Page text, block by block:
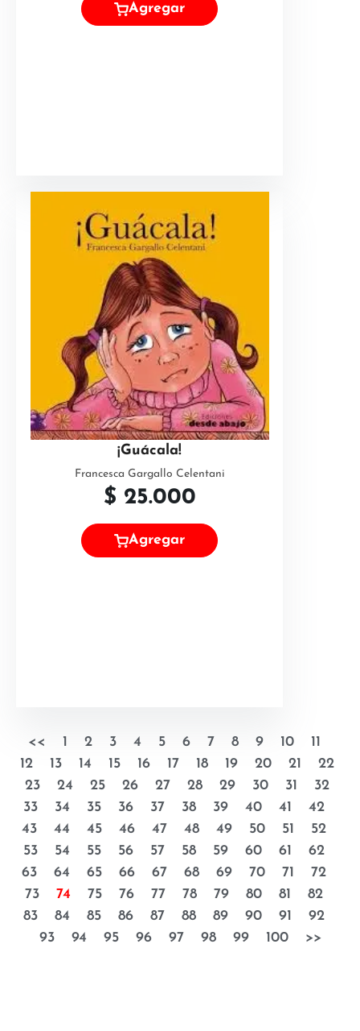
Agregar
¡Guácala!
Francesca Gargallo Celentani
$ 25.000
Agregar
<< 1 2 3 4 5 6 7 8 9 10
11
12
13 14 15 16 17 18 19 20 21
22
23
24 25 26 27 28 29 30 31
32
33
34 35 36 37 38 39 40 41
42
43
44 45 46 47 48 49 50 51
52
53
54 55 56 57 58 59 60 61
62
63
64 65 66 67 68 69 70 71
72
73
74 75 76 77 78 79 80 81
82
83
84 85 86 87 88 89 90 91
92
93
94 95 96 97 98 99 100 >>